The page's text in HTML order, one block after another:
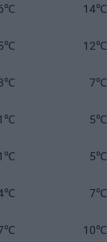
14℃
12℃
7℃
5℃
5℃
7℃
10℃